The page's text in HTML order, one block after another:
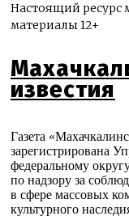
Настоящий ресурс
материалы 12+
известия
Газета
зарегистрирована
федеральному
по надзору за
в сфере массовых
культурного